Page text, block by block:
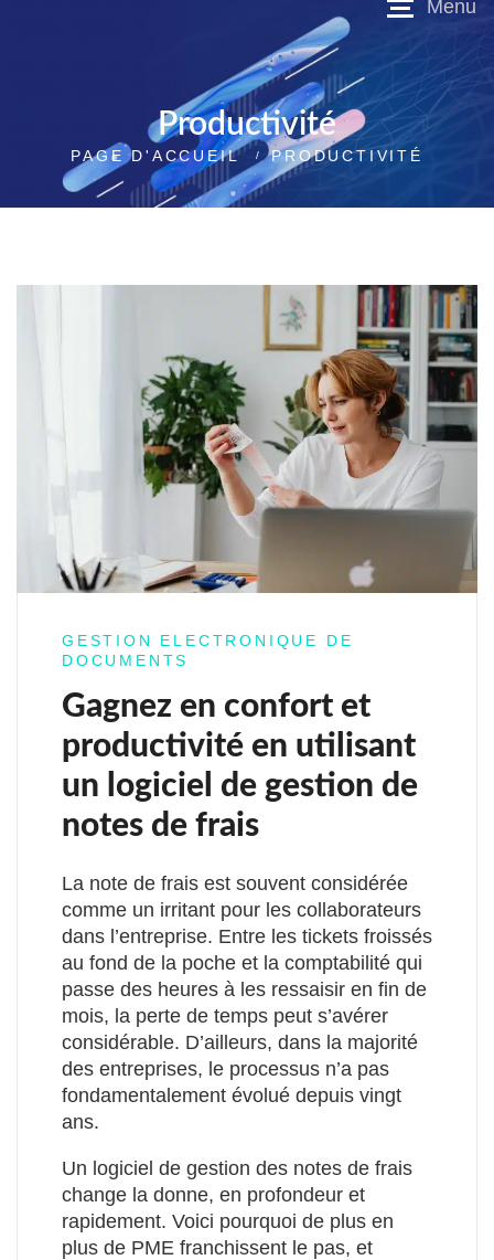
Productivité
PAGE D'ACCUEIL PRODUCTIVITÉ
GESTION ELECTRONIQUE DE
DOCUMENTS
Gagnez en confort et
productivité en utilisant
un logiciel de gestion de
notes de frais
La note de frais est souvent considérée
comme un irritant pour les collaborateurs
dans l’entreprise. Entre les tickets froissés
au fond de la poche et la comptabilité qui
passe des heures à les ressaisir en fin de
mois, la perte de temps peut s’avérer
considérable. D’ailleurs, dans la majorité
des entreprises, le processus n’a pas
fondamentalement évolué depuis vingt
ans.
Un logiciel de gestion des notes de frais
change la donne, en profondeur et
rapidement. Voici pourquoi de plus en
plus de PME franchissent le pas, et